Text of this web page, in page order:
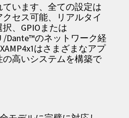
います、全ての設定は
セス可能、リアルタイ
、GPIOまたは
/Dante™のネットワーク経
はさまざまなアプ
の高いシステムを構築で